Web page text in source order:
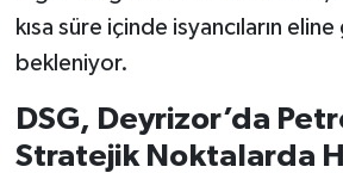
kısa süre içinde isyancıların
bekleniyor.
DSG, Deyrizor’da
Stratejik Noktalarda